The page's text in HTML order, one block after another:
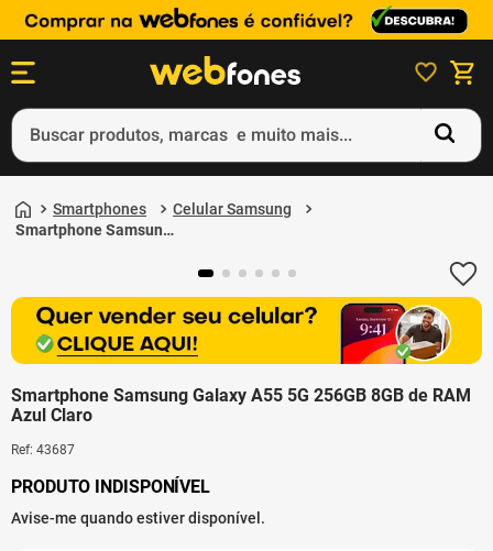
Buscar produtos, marcas e muito mais...
Smartphones
Celular Samsung
Smartphone Samsung
Smartphone Samsung Galaxy A55 5G 256GB 8GB de RAM
Azul Claro
Ref: 43687
1º
ps5
3º
4º
smartphone